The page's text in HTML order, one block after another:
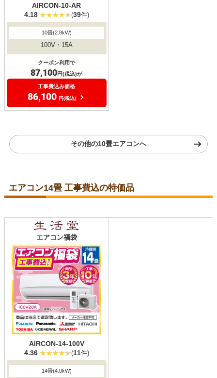
AIRCON-10-AR
4.18
(39件)
10畳(2.8kW)
100V・15A
クーポン利用で
87,100円(税込)が
工事費込み価格
86,100 円(税込)
その他の10畳エアコンへ
エアコン14畳 工事費込の特価品
エアコン福袋
AIRCON-14-100V
4.36
(11件)
14畳(4.0kW)